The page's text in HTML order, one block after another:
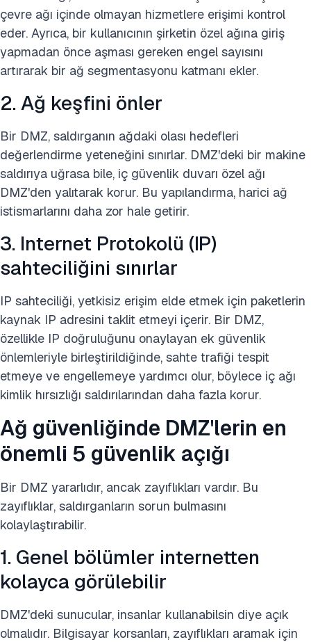
çevre ağı içinde olmayan hizmetlere erişimi kontrol
eder. Ayrıca, bir kullanıcının şirketin özel ağına giriş
yapmadan önce aşması gereken engel sayısını
artırarak bir ağ segmentasyonu katmanı ekler.
2. Ağ keşfini önler
Bir DMZ, saldırganın ağdaki olası hedefleri
değerlendirme yeteneğini sınırlar. DMZ'deki bir makine
saldırıya uğrasa bile, iç güvenlik duvarı özel ağı
DMZ'den yalıtarak korur. Bu yapılandırma, harici ağ
istismarlarını daha zor hale getirir.
3. Internet Protokolü (IP)
sahteciliğini sınırlar
IP sahteciliği, yetkisiz erişim elde etmek için paketlerin
kaynak IP adresini taklit etmeyi içerir. Bir DMZ,
özellikle IP doğruluğunu onaylayan ek güvenlik
önlemleriyle birleştirildiğinde, sahte trafiği tespit
etmeye ve engellemeye yardımcı olur, böylece iç ağı
kimlik hırsızlığı saldırılarından daha fazla korur.
Ağ güvenliğinde DMZ'lerin en
önemli 5 güvenlik açığı
Bir DMZ yararlıdır, ancak zayıflıkları vardır. Bu
zayıflıklar, saldırganların sorun bulmasını
kolaylaştırabilir.
1. Genel bölümler internetten
kolayca görülebilir
DMZ'deki sunucular, insanlar kullanabilsin diye açık
olmalıdır. Bilgisayar korsanları, zayıflıkları aramak için